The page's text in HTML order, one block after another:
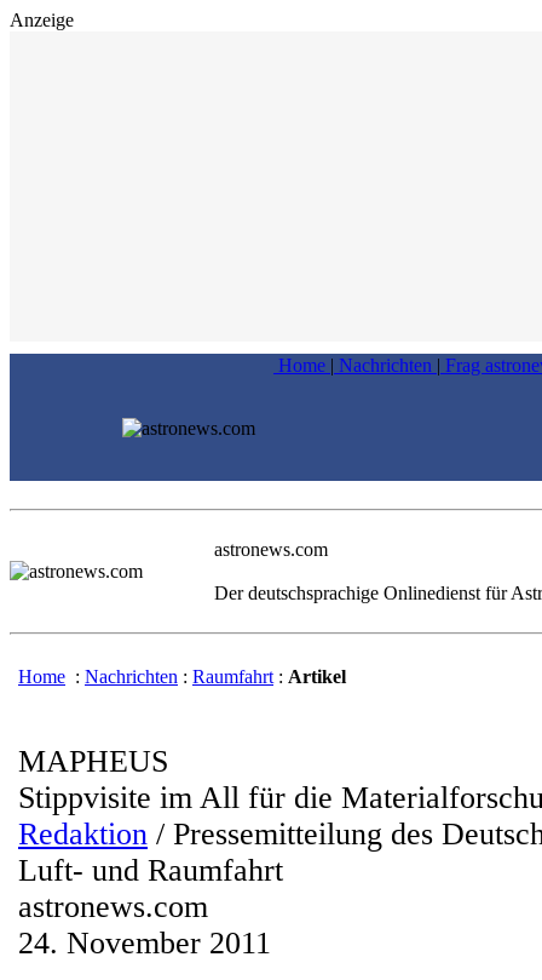
Anzeige
Home | Nachrichten | Frag
astronews.com
Der deutschsprachige Onlinedienst für
Home : Nachrichten : Raumfahrt : Artikel
MAPHEUS
Stippvisite im All für die
Redaktion / Pressemitteilung des
Luft- und Raumfahrt
astronews.com
24. November 2011